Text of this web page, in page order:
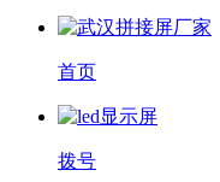
首页
拨号